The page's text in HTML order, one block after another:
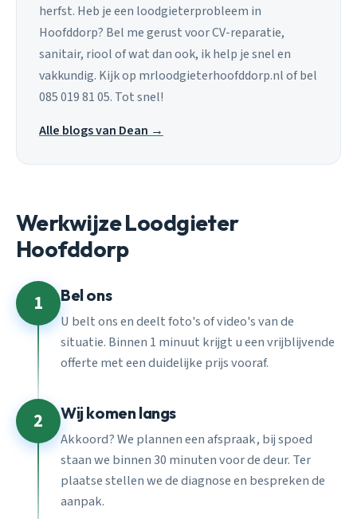
herfst. Heb je een loodgieterprobleem in
Hoofddorp? Bel me gerust voor CV-reparatie,
sanitair, riool of wat dan ook, ik help je snel en
vakkundig. Kijk op mrloodgieterhoofddorp.nl of bel
085 019 81 05. Tot snel!
Alle blogs van Dean →
Werkwijze Loodgieter
Hoofddorp
1 Bel ons
U belt ons en deelt foto's of video's van de
situatie. Binnen 1 minuut krijgt u een vrijblijvende
offerte met een duidelijke prijs vooraf.
2 Wij komen langs
Akkoord? We plannen een afspraak, bij spoed
staan we binnen 30 minuten voor de deur. Ter
plaatse stellen we de diagnose en bespreken de
aanpak.